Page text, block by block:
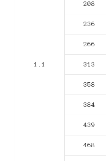
1.1
208
236
266
313
358
384
439
468